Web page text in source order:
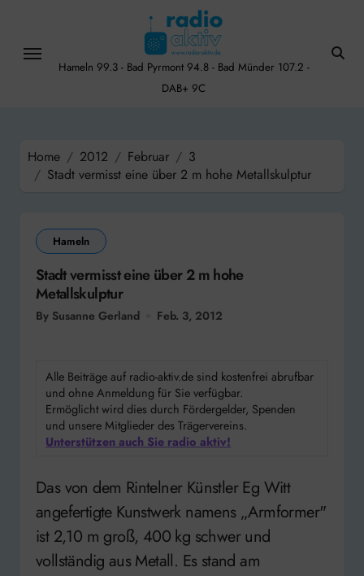
content
Hameln 99.3 - Bad Pyrmont 94.8 - Bad Münder 107.2 -
DAB+ 9C
Home 2012 Februar
3
Stadt vermisst eine über 2 m hohe Metallskulptur
Hameln
Stadt vermisst eine über 2 m hohe
Metallskulptur
By Susanne Gerland Feb. 3, 2012
Alle Beiträge auf radio-aktiv.de sind kostenfrei abrufbar
und ohne Anmeldung für Sie verfügbar.
Ermöglicht wird dies durch Fördergelder, Spenden
und unsere Mitglieder des Trägervereins.
Unterstützen auch Sie radio aktiv!
Das von dem Rintelner Künstler Eg Witt
angefertigte Kunstwerk namens „Armformer"
ist 2,10 m groß, 400 kg schwer und
vollständig aus Metall. Es stand am